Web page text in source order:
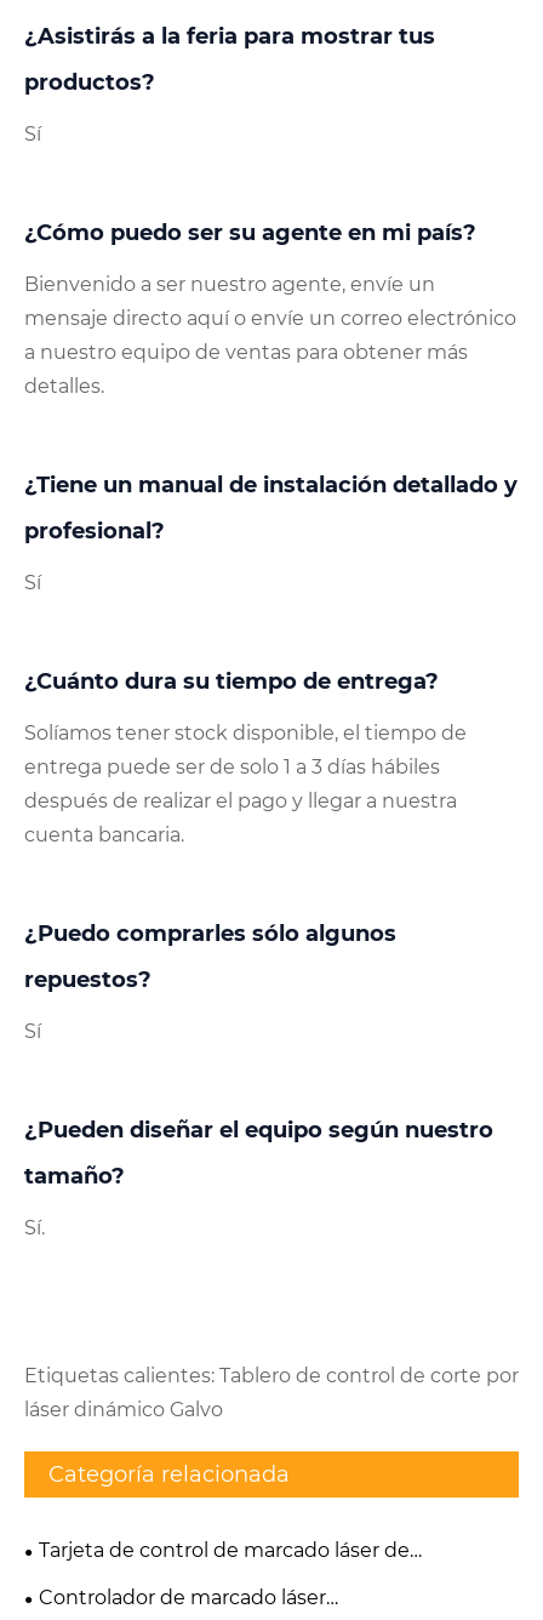
¿Asistirás a la feria para mostrar tus
productos?
Sí
¿Cómo puedo ser su agente en mi país?
Bienvenido a ser nuestro agente, envíe un
mensaje directo aquí o envíe un correo electrónico
a nuestro equipo de ventas para obtener más
detalles.
¿Tiene un manual de instalación detallado y
profesional?
Sí
¿Cuánto dura su tiempo de entrega?
Solíamos tener stock disponible, el tiempo de
entrega puede ser de solo 1 a 3 días hábiles
después de realizar el pago y llegar a nuestra
cuenta bancaria.
¿Puedo comprarles sólo algunos
repuestos?
Sí
¿Pueden diseñar el equipo según nuestro
tamaño?
Sí.
Etiquetas calientes: Tablero de control de corte por
láser dinámico Galvo
Categoría relacionada
Tarjeta de control de marcado láser de
galvanómetro dinámico
Controlador de marcado láser